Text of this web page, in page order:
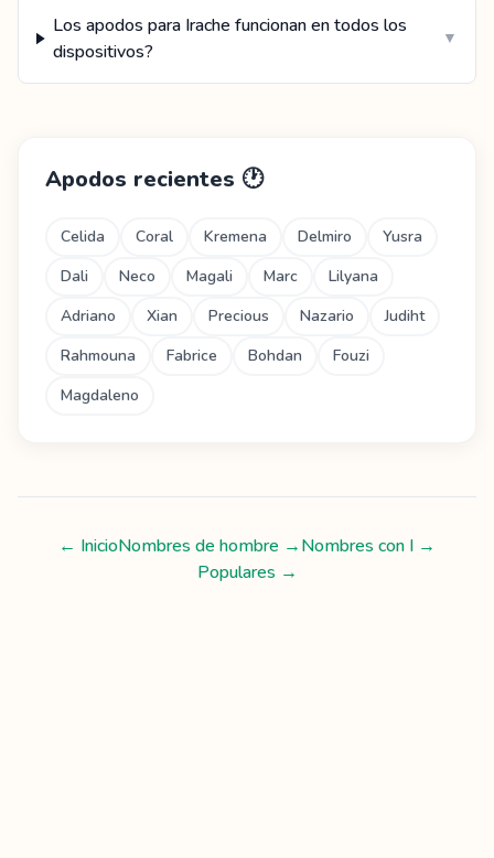
Los apodos para Irache funcionan en todos los
dispositivos?
▼
Apodos recientes 🕐
Celida Coral Kremena Delmiro
Yusra
Dali
Neco Magali Marc
Lilyana
Adriano
Xian Precious Nazario
Judiht
Rahmouna
Fabrice Bohdan
Fouzi
Magdaleno
← InicioNombres de hombre →Nombres con I →
Populares →